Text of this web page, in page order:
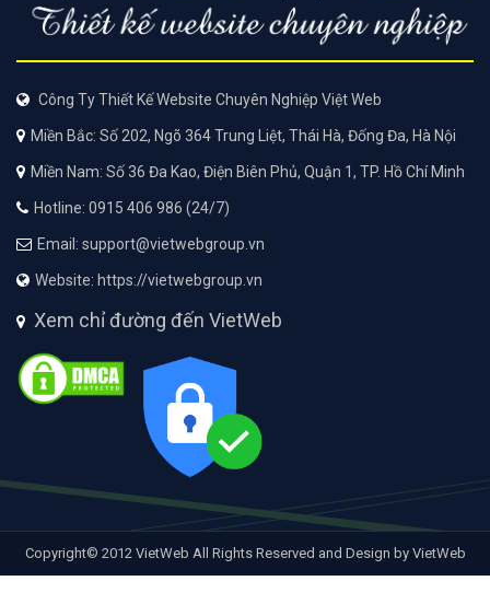
Công Ty Thiết Kế Website Chuyên Nghiệp Việt Web
Miền Bắc: Số 202, Ngõ 364 Trung Liệt, Thái Hà, Đống Đa, Hà Nội
Miền Nam: Số 36 Đa Kao, Điện Biên Phủ, Quận 1, TP. Hồ Chí Minh
Hotline: 0915 406 986 (24/7)
Email: support@vietwebgroup.vn
Website: https://vietwebgroup.vn
Xem chỉ đường đến VietWeb
Copyright© 2012 VietWeb All Rights Reserved and Design by VietWeb